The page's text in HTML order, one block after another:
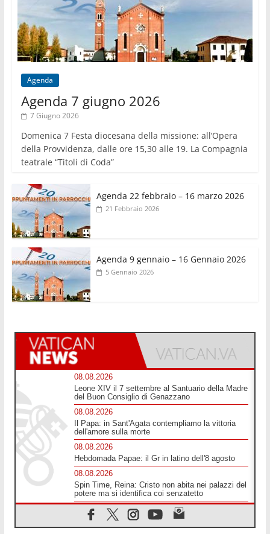
Agenda
Agenda 7 giugno 2026
7 Giugno 2026
Domenica 7 Festa diocesana della missione: all’Opera
della Provvidenza, dalle ore 15,30 alle 19. La Compagnia
teatrale “Titoli di Coda”
Agenda 22 febbraio – 16 marzo 2026
21 Febbraio 2026
Agenda 9 gennaio – 16 Gennaio 2026
5 Gennaio 2026
08.08.2026
Leone XIV il 7 settembre al Santuario della Madre
del Buon Consiglio di Genazzano
08.08.2026
Il Papa: in Sant'Agata contempliamo la vittoria
dell'amore sulla morte
08.08.2026
Hebdomada Papae: il Gr in latino dell'8 agosto
08.08.2026
Spin Time, Reina: Cristo non abita nei palazzi del
potere ma si identifica coi senzatetto
08.08.2026
SIGNIS 2026, la comunicazione al servizio del
Vangelo